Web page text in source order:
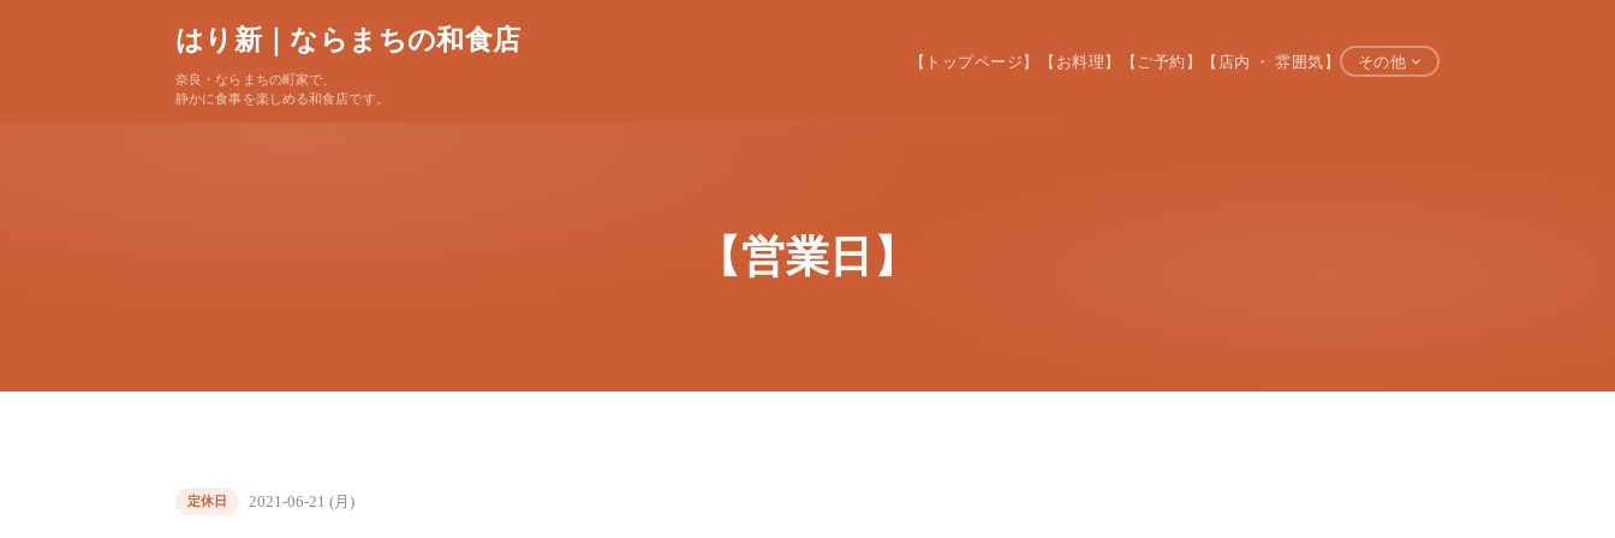
はり新｜ならまちの和食店
奈良・ならまちの町家で、
静かに食事を楽しめる和食店です。
【トップページ】 【お料理】 【ご予約】 【店内 ・ 雰囲気】 その他
【営業日】
定休日 2021-06-21 (月)